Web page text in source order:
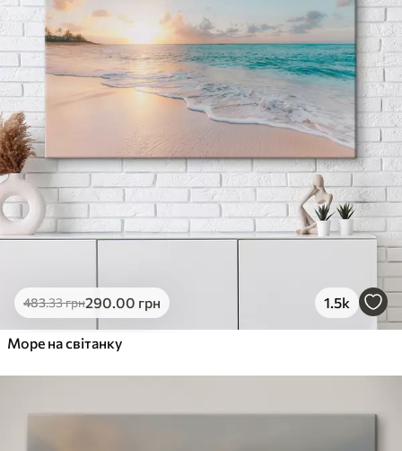
483.33грн290.00 грн 1.5k
Море на світанку